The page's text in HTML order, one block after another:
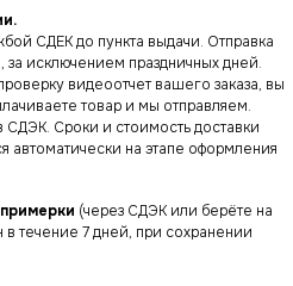
СДЕК до пункта выдачи. Отправка
за исключением праздничных дней.
видеоотчет вашего заказа, вы
товар и мы отправляем.
СДЭК. Сроки и стоимость доставки
автоматически на этапе оформления
(через СДЭК или берёте на
течение 7 дней, при сохранении